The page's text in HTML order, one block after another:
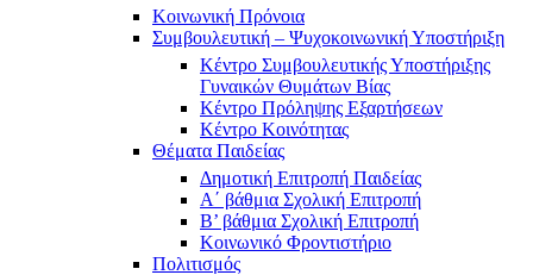
Κοινωνική Πρόνοια
Συμβουλευτική – Ψυχοκοινωνική Υποστήριξη
Κέντρο Συμβουλευτικής Υποστήριξης
Γυναικών Θυμάτων Βίας
Κέντρο Πρόληψης Εξαρτήσεων
Κέντρο Κοινότητας
Θέματα Παιδείας
Δημοτική Επιτροπή Παιδείας
Α΄ βάθμια Σχολική Επιτροπή
B’ βάθμια Σχολική Επιτροπή
Κοινωνικό Φροντιστήριο
Πολιτισμός